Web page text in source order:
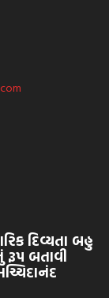
દિવ્યતા બહુ
બતાવી